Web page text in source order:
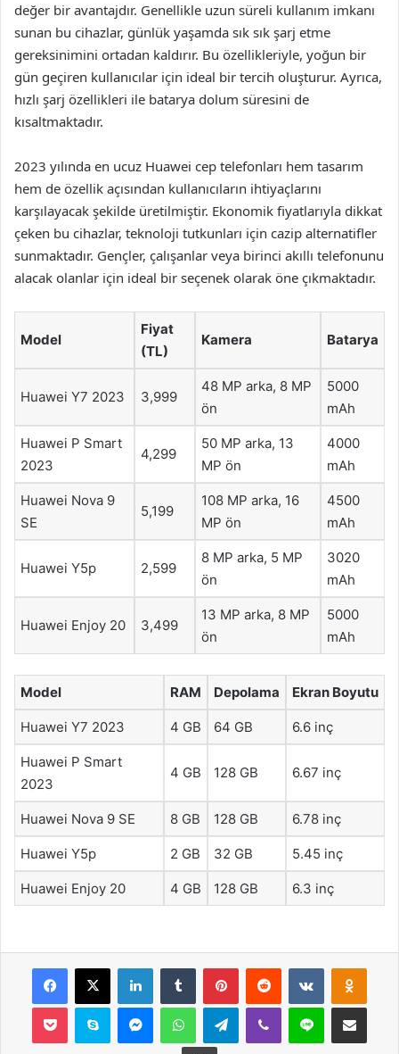
değer bir avantajdır. Genellikle uzun süreli kullanım imkanı
sunan bu cihazlar, günlük yaşamda sık sık şarj etme
gereksinimini ortadan kaldırır. Bu özellikleriyle, yoğun bir
gün geçiren kullanıcılar için ideal bir tercih oluşturur. Ayrıca,
hızlı şarj özellikleri ile batarya dolum süresini de
kısaltmaktadır.
2023 yılında en ucuz Huawei cep telefonları hem tasarım
hem de özellik açısından kullanıcıların ihtiyaçlarını
karşılayacak şekilde üretilmiştir. Ekonomik fiyatlarıyla dikkat
çeken bu cihazlar, teknoloji tutkunları için cazip alternatifler
sunmaktadır. Gençler, çalışanlar veya birinci akıllı telefonunu
alacak olanlar için ideal bir seçenek olarak öne çıkmaktadır.
Model
Fiyat
(TL)
Kamera Batarya
Huawei Y7 2023 3,999
48 MP arka, 8 MP
ön
5000
mAh
Huawei P Smart
2023
4,299
50 MP arka, 13
MP ön
4000
mAh
Huawei Nova 9
SE
5,199
108 MP arka, 16
MP ön
4500
mAh
Huawei Y5p 2,599
8 MP arka, 5 MP
ön
3020
mAh
Huawei Enjoy 20 3,499
13 MP arka, 8 MP
ön
5000
mAh
Model RAM Depolama Ekran Boyutu
Huawei Y7 2023 4 GB 64 GB 6.6 inç
Huawei P Smart
2023
4 GB 128 GB 6.67 inç
Huawei Nova 9 SE 8 GB 128 GB 6.78 inç
Huawei Y5p 2 GB 32 GB 5.45 inç
Huawei Enjoy 20 4 GB 128 GB 6.3 inç
Facebook
X LinkedInTumblr PinterestReddit VKontakte
Pocket Skype MessengerWhatsAppTelegramViber Line E-Posta ile
Yazdır